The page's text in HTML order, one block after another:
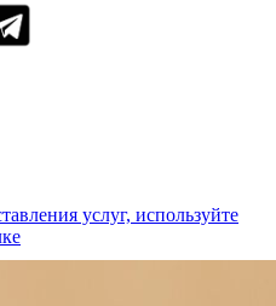
услуг, используйте